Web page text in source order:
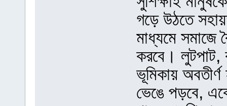
গড়ে উঠতে
মাধ্যমে সমাজে
করবে। লুটপাট,
ভূমিকায়
ভেঙে পড়বে,